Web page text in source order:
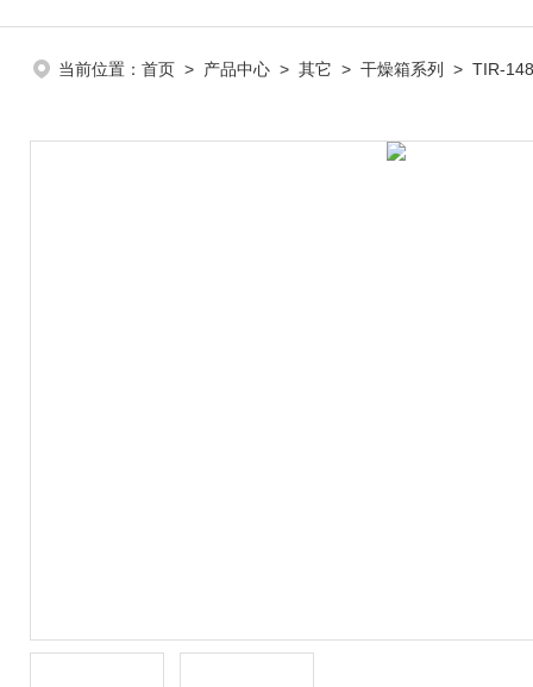
当前位置： 首页 > 产品中心 > 其它 > 干燥箱系列 > TIR-